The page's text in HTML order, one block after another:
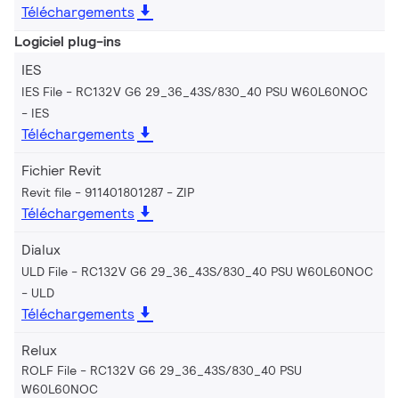
Téléchargements
Logiciel plug-ins
IES
IES File - RC132V G6 29_36_43S/830_40 PSU W60L60NOC
IES
Téléchargements
Fichier Revit
Revit file - 911401801287 ZIP
Téléchargements
Dialux
ULD File - RC132V G6 29_36_43S/830_40 PSU W60L60NOC
ULD
Téléchargements
Relux
ROLF File - RC132V G6 29_36_43S/830_40 PSU
W60L60NOC